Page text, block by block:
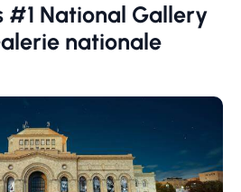
#1 National Gallery
nationale